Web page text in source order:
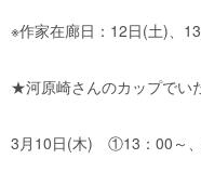
※作家在廊日：12日(土)、13
★河原崎さんのカップでい
3月10日(木) ①13：00～、